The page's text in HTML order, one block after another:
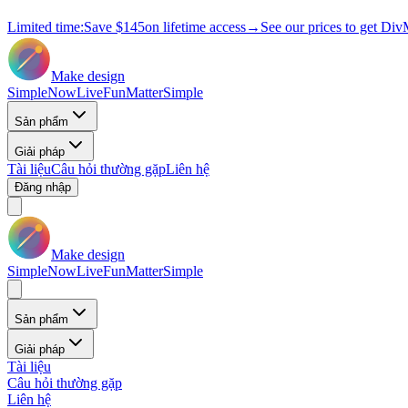
Limited time:Save $145on lifetime access→ See our prices to get
Make design
SimpleNowLiveFunMatterSimple
Sản phẩm
Giải pháp
Tài liệuCâu hỏi thường gặpLiên hệ
Đăng nhập
Make design
SimpleNowLiveFunMatterSimple
Sản phẩm
Giải pháp
Tài liệu
Câu hỏi thường gặp
Liên hệ